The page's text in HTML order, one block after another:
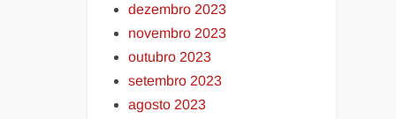
dezembro 2023
novembro 2023
outubro 2023
setembro 2023
agosto 2023